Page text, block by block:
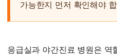
가능한지 먼저 확인해야
응급실과 야간진료 병원은 역